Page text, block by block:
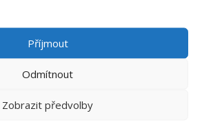
Příjmout
Odmítnout
Zobrazit předvolby
zbytečného
psích salonů někdy